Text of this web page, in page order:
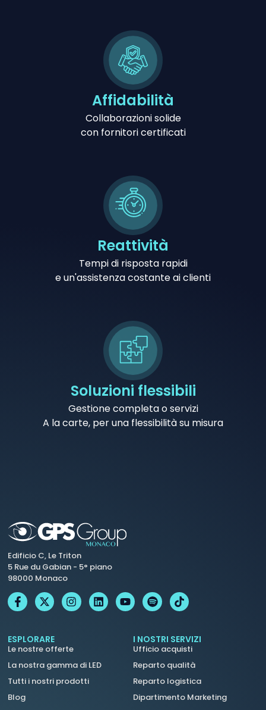
Affidabilità
Collaborazioni solide
con fornitori certificati
Reattività
Tempi di risposta rapidi
e un'assistenza costante ai clienti
Soluzioni flessibili
Gestione completa o servizi
A la carte, per una flessibilità su misura
Edificio C, Le Triton
5 Rue du Gabian - 5° piano
98000 Monaco
ESPLORARE
Le nostre offerte
La nostra gamma di LED
Tutti i nostri prodotti
Blog
I NOSTRI SERVIZI
Ufficio acquisti
Reparto qualità
Reparto logistica
Dipartimento Marketing